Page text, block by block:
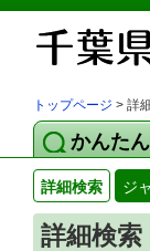
トップページ > 詳
かんた
詳細検索 ジ
詳細検索